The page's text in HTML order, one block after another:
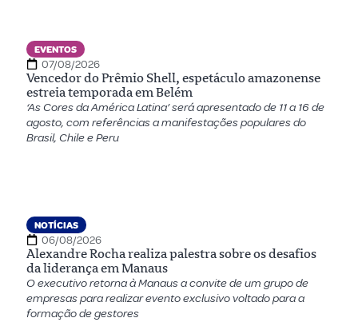
EVENTOS
07/08/2026
Vencedor do Prêmio Shell, espetáculo amazonense
estreia temporada em Belém
‘As Cores da América Latina’ será apresentado de 11 a 16 de
agosto, com referências a manifestações populares do
Brasil, Chile e Peru
NOTÍCIAS
06/08/2026
Alexandre Rocha realiza palestra sobre os desafios
da liderança em Manaus
O executivo retorna à Manaus a convite de um grupo de
empresas para realizar evento exclusivo voltado para a
formação de gestores